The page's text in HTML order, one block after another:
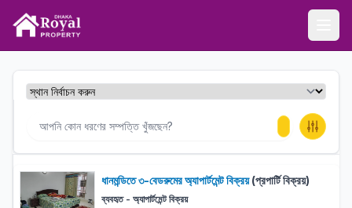
ঢাকা রয়েল প্রপার্টি
ধানমন্ডিতে ৩-বেডরুমের অ্যাপার্টমেন্ট বিক্রয়(প্রপার্টি বিক্রয়)
ব্যবহৃত - অ্যাপার্টমেন্ট বিক্রয়